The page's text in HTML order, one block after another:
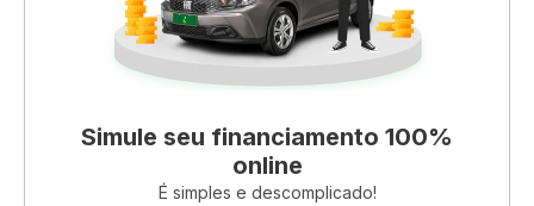
Simule seu financiamento 100%
online
É simples e descomplicado!